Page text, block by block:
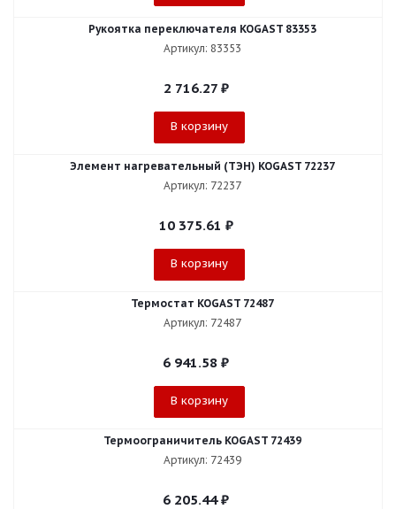
Рукоятка переключателя KOGAST 83353
Артикул: 83353
2 716.27₽
В корзину
Элемент нагревательный (ТЭН) KOGAST 72237
Артикул: 72237
10 375.61 ₽
В корзину
Термостат KOGAST 72487
Артикул: 72487
6 941.58 ₽
В корзину
Термоограничитель KOGAST 72439
Артикул: 72439
6 205.44₽